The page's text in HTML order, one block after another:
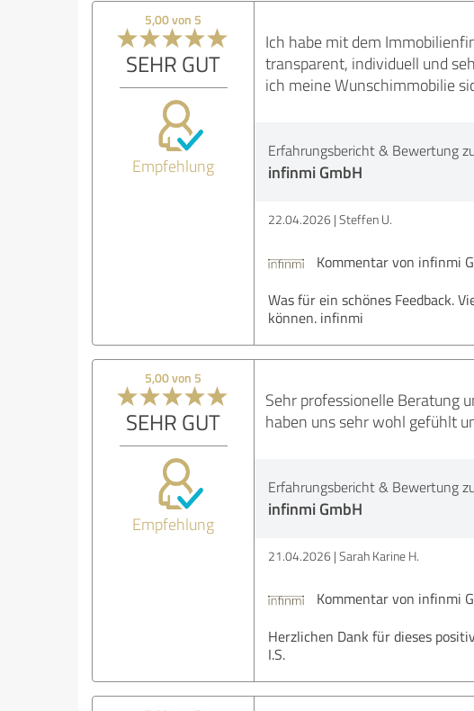
5,00 von 5
SEHR GUT
Empfehlung
Ich habe mit dem
transparent, individuell und
ich meine Wunschimmobilie
Erfahrungsbericht & Bewertung
infinmi GmbH
22.04.2026 Steffen U.
Kommentar von infinmi
Was für ein schönes Feedback.
können. infinmi
5,00 von 5
SEHR GUT
Empfehlung
Sehr professionelle Beratung
haben uns sehr wohl gefühlt
Erfahrungsbericht & Bewertung
infinmi GmbH
21.04.2026 Sarah Karine H.
Kommentar von infinmi
Herzlichen Dank für dieses
I.S.